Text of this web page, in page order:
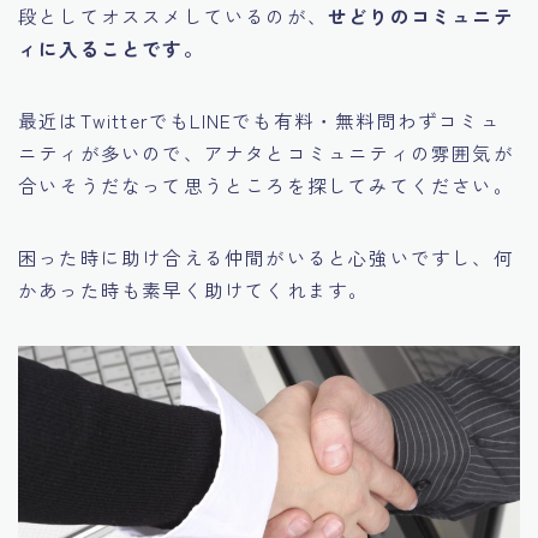
段としてオススメしているのが、 せどりのコミュニテ
ィに入ることです。
最近はTwitterでもLINEでも有料・無料問わずコミュ
ニティが多いので、アナタとコミュニティの雰囲気が
合いそうだなって思うところを探してみてください。
困った時に助け合える仲間がいると心強いですし、何
かあった時も素早く助けてくれます。